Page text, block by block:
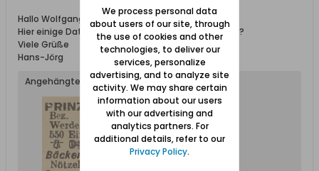
Hallo Wolfgang
Hier einige Daten aus 1941 .... wohl keiner mehr da ..?
Viele Grüße
Hans-Jörg
Angehängte Dateien
We process personal data
about users of our site, through
the use of cookies and other
technologies, to deliver our
services, personalize
advertising, and to analyze site
activity. We may share certain
information about our users
with our advertising and
analytics partners. For
additional details, refer to our
Privacy Policy.